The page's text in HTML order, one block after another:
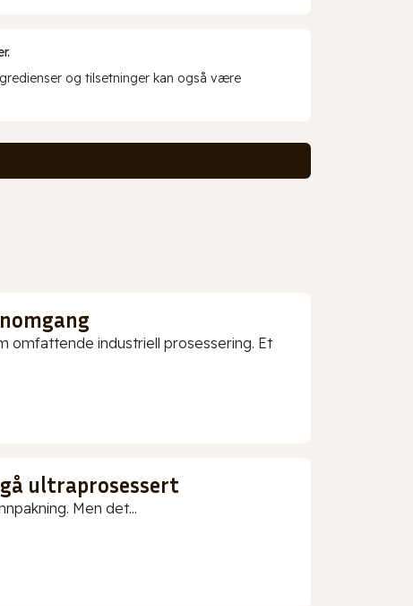
og tilsetninger kan også være
omfattende industriell prosessering. Et
ultraprosessert
Men det...